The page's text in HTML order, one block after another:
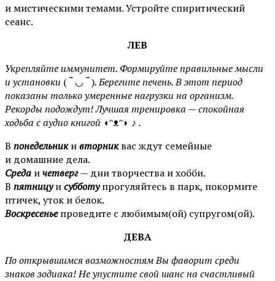
и мистическими темами. Устройте спиритический
сеанс.
ЛЕВ
Укрепляйте иммунитет. Формируйте правильные мысли
и установки ( ‾́ ◡ ‾́ ). Берегите печень. В этот период
показаны только умеренные нагрузки на организм.
Рекорды подождут! Лучшая тренировка — спокойная
ходьба с аудио книгой ◖ᵔᴥᵔ◗ ♪ .
В понедельникивторниквас ждут семейные
и домашние дела.
Среда ичетверг— дни творчества и хобби.
В пятницуисубботупрогуляйтесь в парк, покормите
птичек, уток и белок.
Воскресеньепроведите с любимым(ой) супругом(ой).
ДЕВА
По открывшимся возможностям Вы фаворит среди
знаков зодиака! Не упустите свой шанс на счастливый